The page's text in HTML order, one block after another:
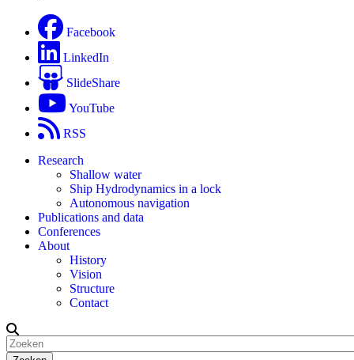
Facebook
LinkedIn
SlideShare
YouTube
RSS
Research
Shallow water
Ship Hydrodynamics in a lock
Autonomous navigation
Publications and data
Conferences
About
History
Vision
Structure
Contact
Zoeken